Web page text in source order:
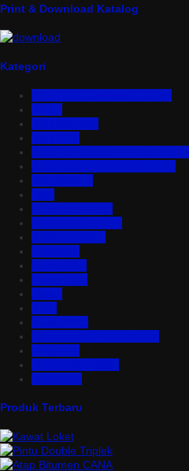
Print & Download Katalog
Kategori
Produk Terbaru